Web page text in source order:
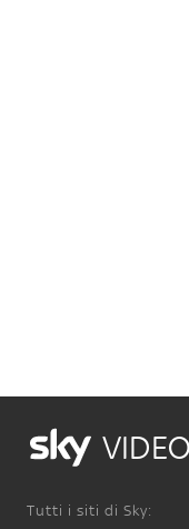
VIDEO
Tutti i siti di Sky: